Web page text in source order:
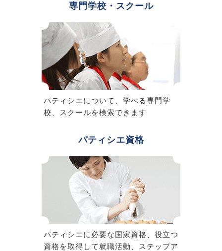
専門学校・スクール
パティシエについて、学べる専門学
校、スクールを検索できます
パティシエ資格
パティシエに必要な国家資格、役立つ
資格を取得して就職活動、ステップア